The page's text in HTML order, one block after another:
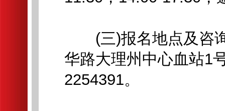
(三)报名地点及咨询
华路大理州中心血站1
2254391。